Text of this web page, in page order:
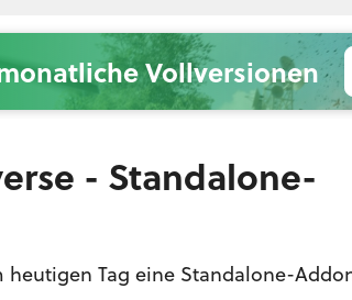
Vollversionen
- Standalone-
heutigen Tag eine Standalone-